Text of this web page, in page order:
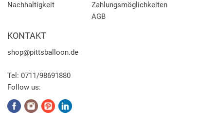
Nachhaltigkeit
Zahlungsmöglichkeiten
AGB
KONTAKT
shop@pittsballoon.de
Tel: 0711/98691880
Follow us: